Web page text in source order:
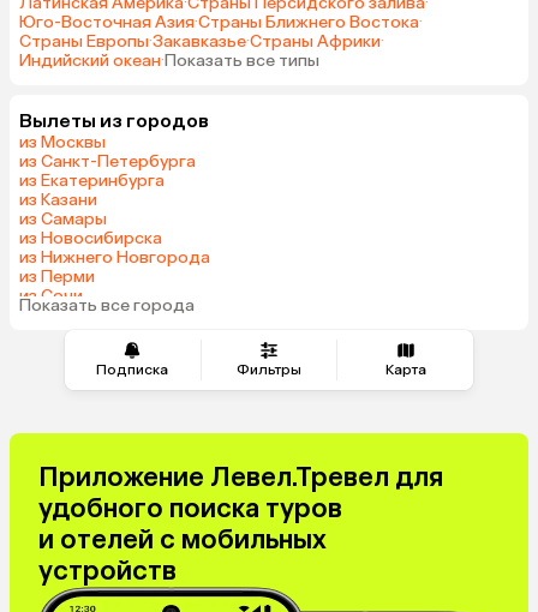
Подписка Фильтры Карта
Юго-Восточная Азия·Страны Ближнего Востока·
Страны Европы·Закавказье·Страны Африки·
Индийский океан·Показать все типы
Вылеты из городов
из Москвы
из Санкт-Петербурга
из Екатеринбурга
из Казани
из Самары
из Новосибирска
из Нижнего Новгорода
из Перми
из Сочи
из Челябинска
Показать все города
Приложение Левел.Тревел для
удобного поиска туров
и отелей с мобильных
устройств